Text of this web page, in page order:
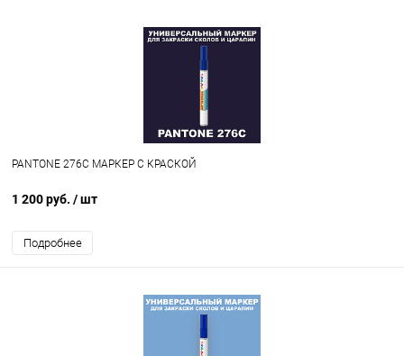
PANTONE 276C МАРКЕР С КРАСКОЙ
1 200 руб. / шт
Подробнее